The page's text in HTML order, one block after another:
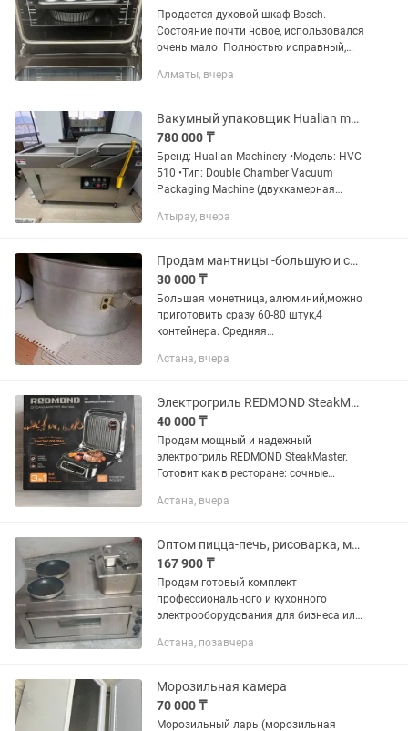
Продается духовой шкаф Bosch.
Состояние почти новое, использовался
очень мало. Полностью исправный,
поломок и дефектов. 🔹 Чистый и
Алматы, вчера
Вакумный упаковщик Hualian machinery
780 000 ₸
Бренд: Hualian Machinery •Модель: HVC-
510 •Тип: Double Chamber Vacuum
Packaging Machine (двухкамерная
•Мощность: 1.9 кВт •Питание: 220 В / 50
Атырау, вчера
Продам мантницы -большую и среднюю.
30 000 ₸
Большая монетница, алюминий,можно
приготовить сразу 60-80 штук,4
контейнера. Средняя
40-50 мант. Стоимость 50.000. В
большая,можно варить...
Астана, вчера
Электрогриль REDMOND SteakMaster RGM-M805 (Состояние идеальное!)
40 000 ₸
Продам мощный и надежный
электрогриль REDMOND SteakMaster.
Готовит как в ресторане: сочные
сэндвичи. Идеально для тех, кто хочет
Астана, вчера
Оптом пицца-печь, рисоварка, мультиварка
167 900 ₸
Продам готовый комплект
профессионального и кухонного
электрооборудования для бизнеса или
старта суши-бара, кофейни, фудтрака
Астана, позавчера
Морозильная камера
70 000 ₸
Морозильный ларь (морозильная